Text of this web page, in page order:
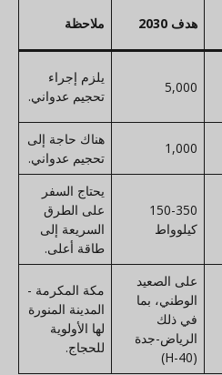
هدف 2030 ملاحظة
5,000
يلزم إجراء
تحجيم عدواني.
1,000
هناك حاجة إلى
تحجيم عدواني.
150-350
كيلوواط
يحتاج السفر
على الطرق
السريعة إلى
طاقة أعلى.
على الصعيد
الوطني، بما
في ذلك
الرياض-جدة
(H-40)
مكة المكرمة -
المدينة المنورة
لها الأولوية
للحجاج.